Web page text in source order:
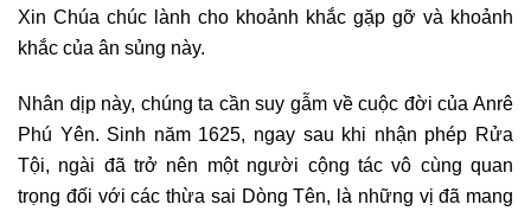
Xin Chúa chúc lành cho khoảnh khắc gặp gỡ và khoảnh
khắc của ân sủng này.
Nhân dịp này, chúng ta cần suy gẫm về cuộc đời của Anrê
Phú Yên. Sinh năm 1625, ngay sau khi nhận phép Rửa
Tội, ngài đã trở nên một người cộng tác vô cùng quan
trọng đối với các thừa sai Dòng Tên, là những vị đã mang